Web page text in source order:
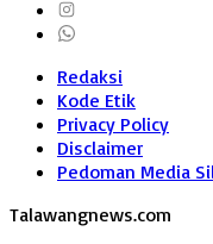
Redaksi
Kode Etik
Privacy Policy
Disclaimer
Pedoman Media
Talawangnews.com